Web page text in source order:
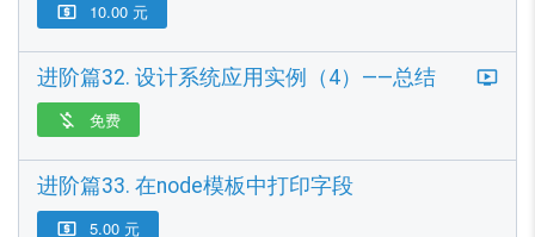
 10.00 元
进阶篇32. 设计系统应用实例（4）——总结
 免费
进阶篇33. 在node模板中打印字段
 5.00 元